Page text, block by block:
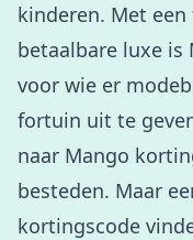
kinderen. Met
betaalbare luxe is
voor wie er
fortuin uit te
naar Mango
besteden. Maar
kortingscode